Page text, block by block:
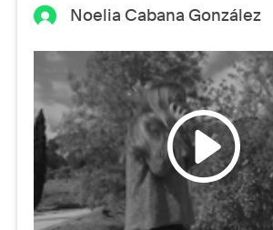
Noelia Cabana González